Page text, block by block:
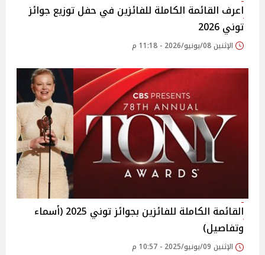
اعرف القائمة الكاملة للفائزين في حفل توزيع جوائز
توني 2026
الإثنين 08/يونيو/2026 - 11:18 م
القائمة الكاملة للفائزين بجوائز توني 2025 (أسماء
وتفاصيل)
الإثنين 09/يونيو/2025 - 10:57 م